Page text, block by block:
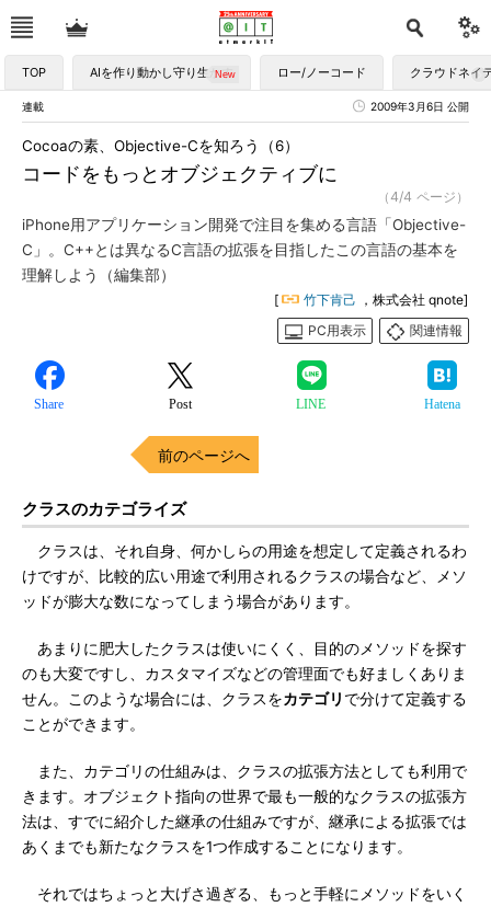
TOP AIを作り動かし守り生かす ロー/ノーコード クラウドネイ
連載 2009年3月6日 公開
コードをもっとオブジェクティブに
Cocoaの素、Objective-Cを知ろう（6）
（4/4 ページ）
iPhone用アプリケーション開発で注目を集める言語「Objective-
C」。C++とは異なるC言語の拡張を目指したこの言語の基本を
理解しよう（編集部）
[ 竹下肯己 ，株式会社 qnote]
PC用表示
関連情報
Share Post LINE Hatena
前のページへ
クラスのカテゴライズ
クラスは、それ自身、何かしらの用途を想定して定義されるわ
けですが、比較的広い用途で利用されるクラスの場合など、メソ
ッドが膨大な数になってしまう場合があります。
あまりに肥大したクラスは使いにくく、目的のメソッドを探す
のも大変ですし、カスタマイズなどの管理面でも好ましくありま
せん。このような場合には、クラスをカテゴリ で分けて定義する
ことができます。
また、カテゴリの仕組みは、クラスの拡張方法としても利用で
きます。オブジェクト指向の世界で最も一般的なクラスの拡張方
法は、すでに紹介した継承の仕組みですが、継承による拡張では
あくまでも新たなクラスを1つ作成することになります。
それではちょっと大げさ過ぎる、もっと手軽にメソッドをいく